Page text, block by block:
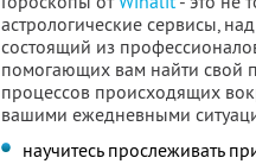
астрологические сервисы,
состоящий из
помогающих вам найти свой
процессов происходящих
вашими ежедневными
научитесь прослеживать